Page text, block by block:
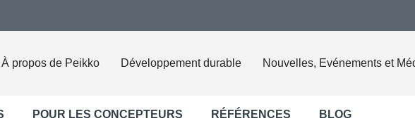
À propos de Peikko Développement durable Nouvelles, Evénements et
POUR LES CONCEPTEURS RÉFÉRENCES BLOG